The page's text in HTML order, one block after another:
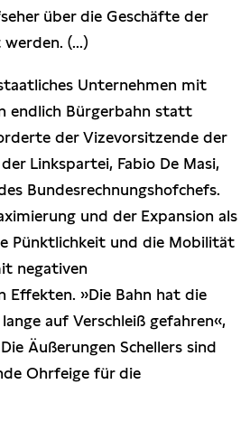
über die Geschäfte der
(...)
Unternehmen mit
endlich Bürgerbahn statt
der Vizevorsitzende der
Linkspartei, Fabio De Masi,
Bundesrechnungshofchefs.
und der Expansion als
Pünktlichkeit und die Mobilität
negativen
Effekten. »Die Bahn hat die
auf Verschleiß gefahren«,
Äußerungen Schellers sind
Ohrfeige für die